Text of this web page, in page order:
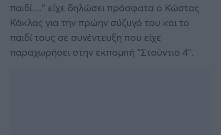
παιδί…” είχε δηλώσει πρόσφατα ο Κώστας
Κόκλας για την πρώην σύζυγό του και το
παιδί τους σε συνέντευξη που είχε
παραχωρήσει στην εκπομπή “Στούντιο 4”.